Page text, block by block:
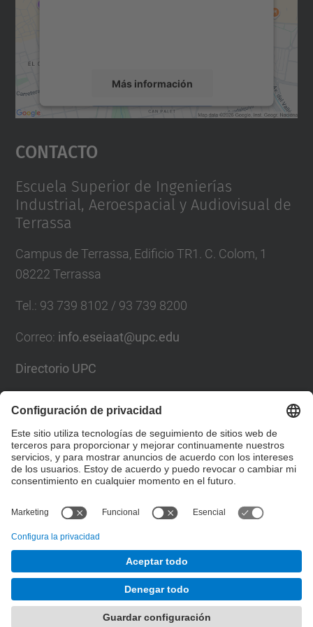
Más información
Aceptar
powered by
Contacto
Escuela Superior de Ingenierías
Industrial, Aeroespacial y Audiovisual de
Terrassa
Campus de Terrassa, Edificio TR1. C. Colom, 1
08222 Terrassa
Tel. : 93 739 8102 / 93 739 8200
Correo: info.eseiaat@upc.edu
Directorio UPC
Lista Redes Sociales
© UPCEscuela Superior de Ingenierías Industriales,
Aeroespacial y Audiovisual de Terrassa. ESEIAAT
Desarrollado con